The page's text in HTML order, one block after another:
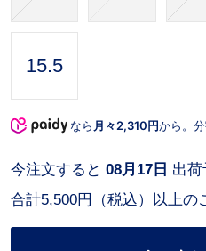
15.5
なら 月々2,310円から。
合計5,500円（税込）以上の
今注文すると 08月17日 出荷